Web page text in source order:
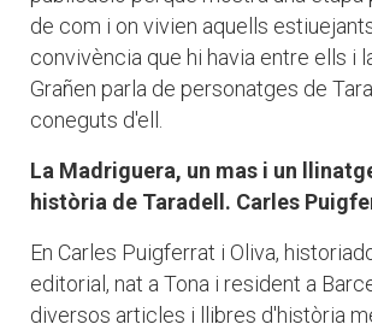
de com i on vivien aquells
convivència que hi havia entre ells i
Grañen parla de personatges de
coneguts d'ell.
La Madriguera, un mas i un
història de Taradell. Carles
En Carles Puigferrat i Oliva,
editorial, nat a Tona i resident a
diversos articles i llibres d'història